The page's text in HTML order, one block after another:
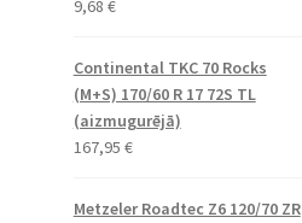
9,68 €
Continental TKC 70 Rocks
(M+S) 170/60 R 17 72S TL
(aizmugurējā)
167,95 €
Metzeler Roadtec Z6 120/70 ZR